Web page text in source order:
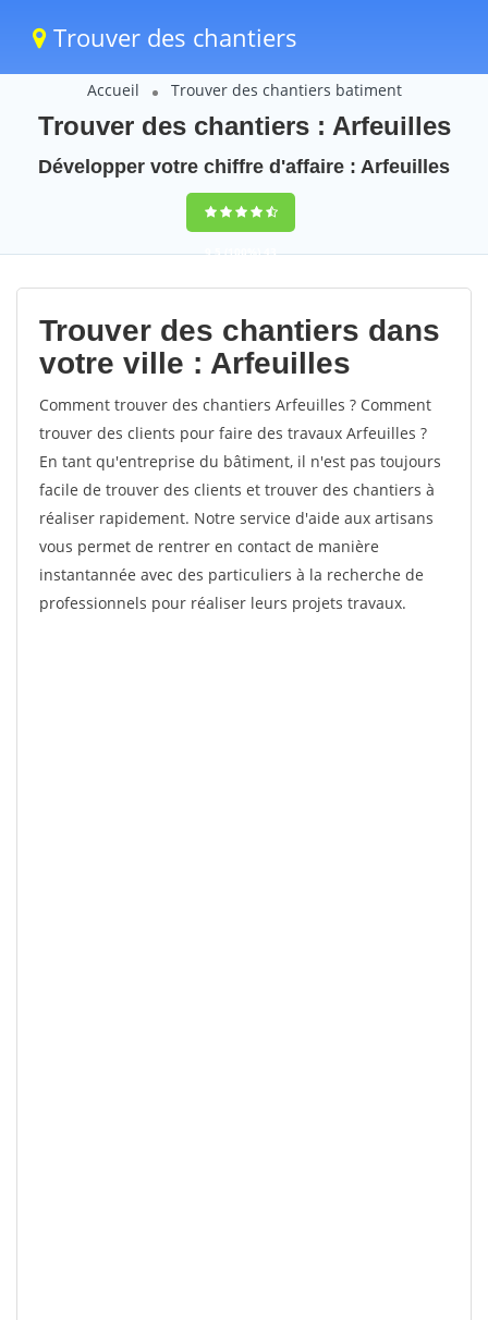
Trouver des chantiers
Accueil Trouver des chantiers batiment
Trouver des chantiers : Arfeuilles
Développer votre chiffre d'affaire : Arfeuilles
9,5(100%)43
votes
Trouver des chantiers dans
votre ville : Arfeuilles
Comment trouver des chantiers Arfeuilles ? Comment
trouver des clients pour faire des travaux Arfeuilles ?
En tant qu'entreprise du bâtiment, il n'est pas toujours
facile de trouver des clients et trouver des chantiers à
réaliser rapidement. Notre service d'aide aux artisans
vous permet de rentrer en contact de manière
instantannée avec des particuliers à la recherche de
professionnels pour réaliser leurs projets travaux.